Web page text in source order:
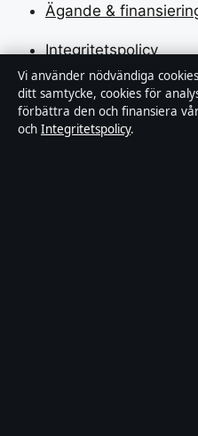
Ägande &
Integritetspolicy
Cookiepolicy
Kändisar & integritet
Vi använder nödvändiga
ditt samtycke, cookies för
förbättra den och finansiera
och Integritetspolicy.